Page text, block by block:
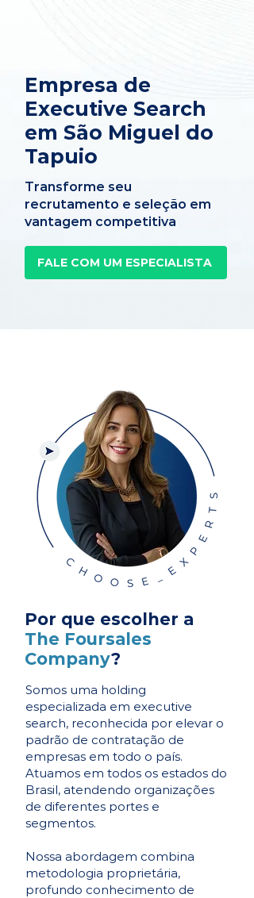
Empresa de
Executive Search
em São Miguel do
Tapuio
Transforme seu
recrutamento e seleção em
vantagem competitiva
FALE COM UM ESPECIALISTA
Por que escolher a
The Foursales
Company?
Somos uma holding
especializada em executive
search, reconhecida por elevar o
padrão de contratação de
empresas em todo o país.
Atuamos em todos os estados do
Brasil, atendendo organizações
de diferentes portes e
segmentos.
Nossa abordagem combina
metodologia proprietária,
profundo conhecimento de